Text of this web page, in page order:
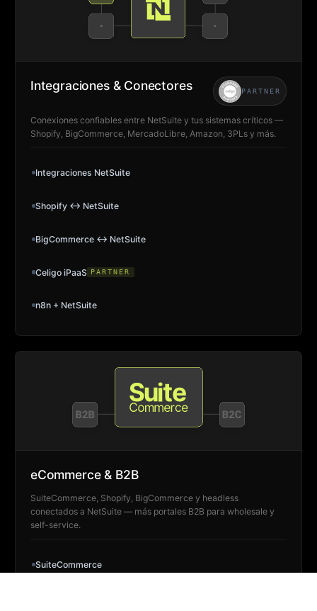
Integraciones & Conectores PARTNER
Conexiones confiables entre NetSuite y tus sistemas críticos —
Shopify, BigCommerce, MercadoLibre, Amazon, 3PLs y más.
Integraciones NetSuite
Shopify ↔ NetSuite
BigCommerce ↔ NetSuite
Celigo iPaaS PARTNER
n8n + NetSuite
eCommerce & B2B
SuiteCommerce, Shopify, BigCommerce y headless
conectados a NetSuite — más portales B2B para wholesale y
self-service.
SuiteCommerce